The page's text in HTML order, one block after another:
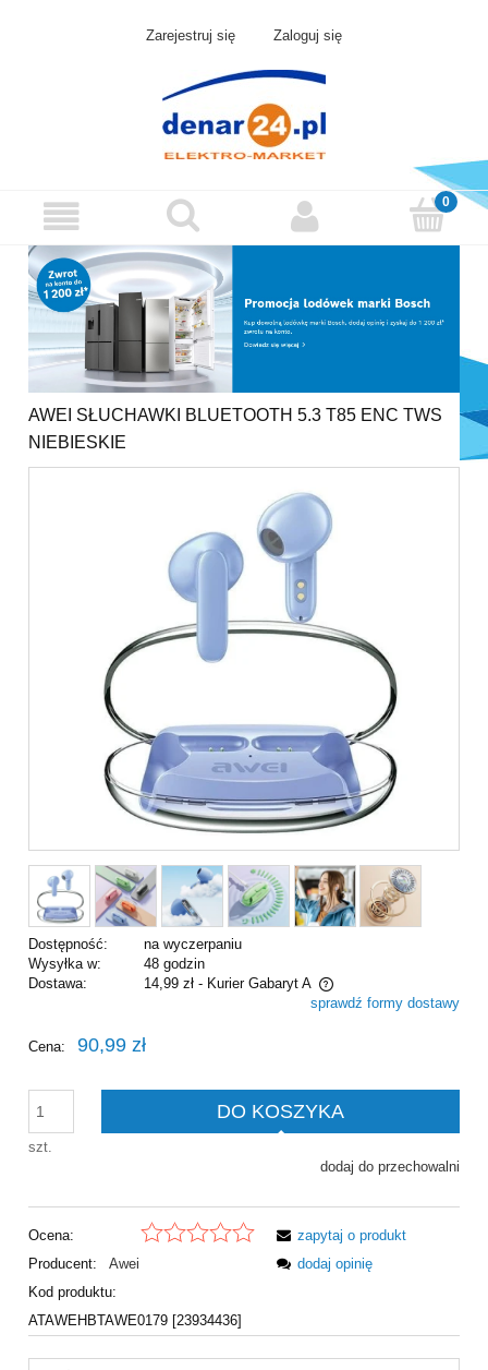
Zarejestruj się Zaloguj się
AWEI SŁUCHAWKI BLUETOOTH 5.3 T85 ENC TWS
NIEBIESKIE
Dostępność:
na wyczerpaniu
Wysyłka w:
48 godzin
Dostawa:
14,99 zł - Kurier Gabaryt A
Cena nie zawiera ewentualnych kosztów płatnościsprawdź formy dostawy
Cena: 90,99 zł
szt.
DO KOSZYKA
dodaj do przechowalni
Ocena:
Producent:
Awei
Kod produktu:
ATAWEHBTAWE0179 [23934436]
zapytaj o produkt
dodaj opinię